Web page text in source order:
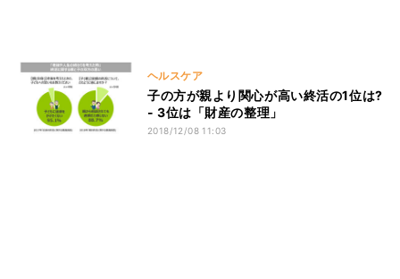
ヘルスケア
子の方が親より関心が高い終活の1位は?
- 3位は「財産の整理」
2018/12/08 11:03